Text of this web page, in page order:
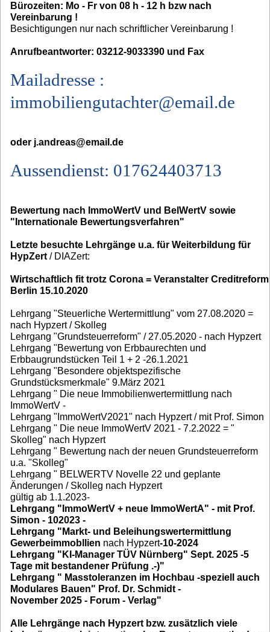
Bürozeiten: Mo - Fr von 08 h - 12 h bzw nach
Vereinbarung !
Besichtigungen nur nach schriftlicher Vereinbarung !
Anrufbeantworter: 03212-9033390 und Fax
Mailadresse :
immobiliengutachter@email.de
oder j.andreas@email.de
Aussendienst: 017624403713
Bewertung nach ImmoWertV und BelWertV sowie
"Internationale Bewertungsverfahren"
Letzte besuchte Lehrgänge u.a. für Weiterbildung für
HypZert / DIAZert:
Wirtschaftlich fit trotz Corona = Veranstalter Creditreform
Berlin 15.10.2020
Lehrgang "Steuerliche Wertermittlung" vom 27.08.2020 =
nach Hypzert / Skolleg
Lehrgang "Grundsteuerreform" / 27.05.2020 - nach Hypzert
Lehrgang "Bewertung von Erbbaurechten und
Erbbaugrundstücken Teil 1 + 2 -26.1.2021
Lehrgang "Besondere objektspezifische
Grundstücksmerkmale" 9.März 2021
Lehrgang " Die neue Immobilienwertermittlung nach
ImmoWertV -
Lehrgang "ImmoWertV2021" nach Hypzert / mit Prof. Simon
Lehrgang " Die neue ImmoWertV 2021 - 7.2.2022 = "
Skolleg" nach Hypzert
Lehrgang " Bewertung nach der neuen Grundsteuerreform
u.a. "Skolleg"
Lehrgang " BELWERTV Novelle 22 und geplante
Änderungen / Skolleg nach Hypzert
gültig ab 1.1.2023-
Lehrgang "ImmoWertV + neue ImmoWertA" - mit Prof.
Simon - 102023 -
Lehrgang "Markt- und Beleihungswertermittlung
Gewerbeimmobllien nach Hypzert-10-2024
Lehrgang "KI-Manager TÜV Nürnberg" Sept. 2025 -5
Tage mit bestandener Prüfung .-)"
Lehrgang " Masstoleranzen im Hochbau -speziell auch
Modulares Bauen" Prof. Dr. Schmidt -
November 2025 - Forum - Verlag"
Alle Lehrgänge nach Hypzert bzw. zusätzlich viele